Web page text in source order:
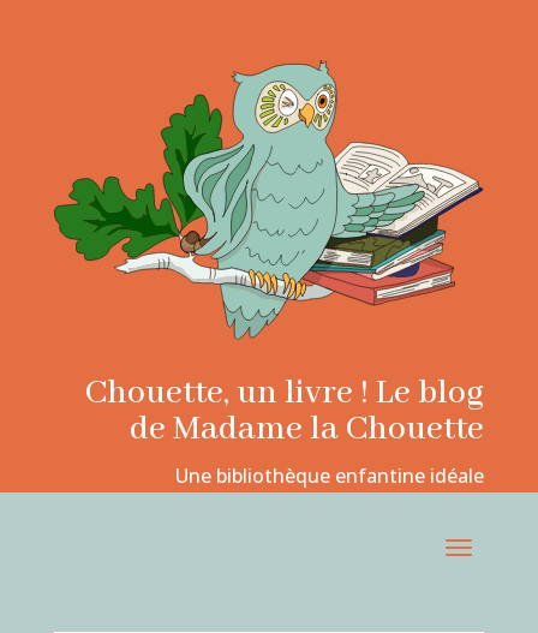
Chouette, un livre ! Le blog
de Madame la Chouette
Une bibliothèque enfantine idéale